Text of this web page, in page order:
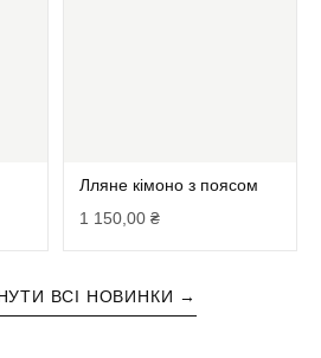
Лляне кімоно з поясом
1 150,00₴
ВСІ НОВИНКИ →